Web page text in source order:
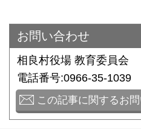
お問い合わせ
相良村役場 教育委員会
電話番号:0966-35-1039
この記事に関するお